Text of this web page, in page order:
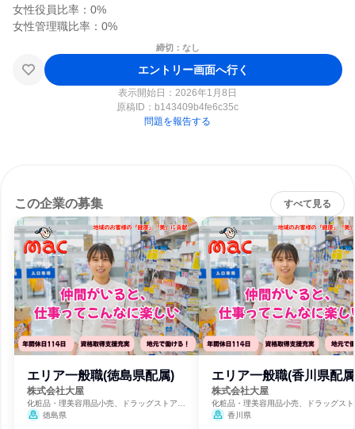
女性役員比率：0%
締切：なし
エントリー画面へ行く
表示開始日：2026年1月8日
原稿ID： b143409b4fe6c35c
問題を報告する
この企業の募集 すべて見る
エリア一般職(徳島県配属)
株式会社大屋
化粧品・理美容用品小売、ドラッグストア、
スーパーマーケット
徳島県
エリア一般職(香川県配
株式会社大屋
化粧品・理美容用品小売、ドラッグス
スーパーマーケット
香川県